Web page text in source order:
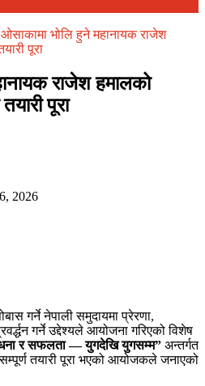
ओसाकामा भोलि हुने महानायक राजेश
पूरा
राजेश हमालको
पूरा
2026
गर्ने नेपाली समुदायमा प्रेरणा,
गर्ने उद्देश्यले आयोजना गरिएको विशेष
र सफलता — युगदेखि युगसम्म” अन्तर्गत
तयारी पूरा भएको आयोजकले जनाएको